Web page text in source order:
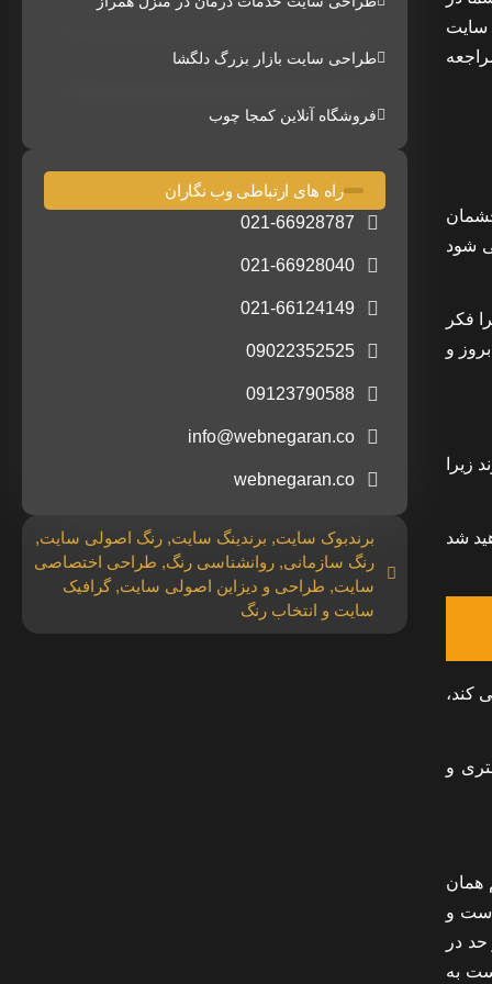
سایت
شود
فکر
و
شد
کند،
و
همان
است و
در
به
طراحی سایت بازار بزرگ دلگشا
فروشگاه آنلاین کمجا چوب
راه های ارتباطی وب نگاران
021-66928787
021-66928040
021-66124149
09022352525
09123790588
info@webnegaran.co
webnegaran.co
برندبوک سایت, برندینگ سایت,رنگ اصولی سایت,
رنگ سازمانی,روانشناسی رنگ, طراحی اختصاصی
سایت, طراحی و دیزاین اصولی سایت,گرافیک
سایت و انتخاب رنگ